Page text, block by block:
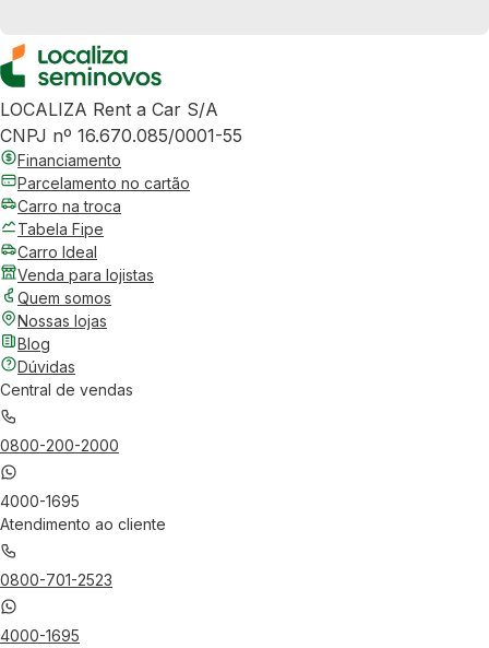
LOCALIZA Rent a Car S/A
CNPJ nº 16.670.085/0001-55
Financiamento
Parcelamento no cartão
Carro na troca
Tabela Fipe
Carro Ideal
Venda para lojistas
Quem somos
Nossas lojas
Blog
Dúvidas
Central de vendas
0800-200-2000
4000-1695
Atendimento ao cliente
0800-701-2523
4000-1695